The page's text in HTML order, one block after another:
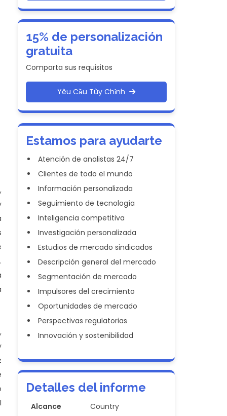
15% de personalización
gratuita
Comparta sus requisitos
Yêu Cầu Tùy Chỉnh
Estamos para ayudarte
Atención de analistas 24/7
Clientes de todo el mundo
Información personalizada
Seguimiento de tecnología
Inteligencia competitiva
Investigación personalizada
Estudios de mercado sindicados
Descripción general del mercado
Segmentación de mercado
Impulsores del crecimiento
Oportunidades de mercado
Perspectivas regulatorias
Innovación y sostenibilidad
Detalles del informe
Alcance
Country